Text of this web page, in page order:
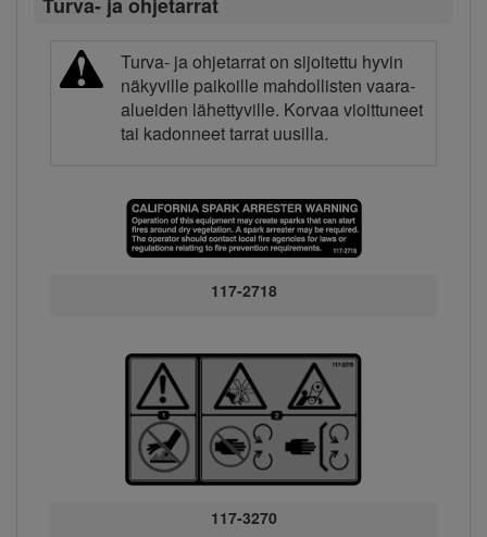
Turva- ja ohjetarrat on sijoitettu hyvin
näkyville paikoille mahdollisten vaara-
alueiden lähettyville. Korvaa vioittuneet
tai kadonneet tarrat uusilla.
117-2718
117-3270